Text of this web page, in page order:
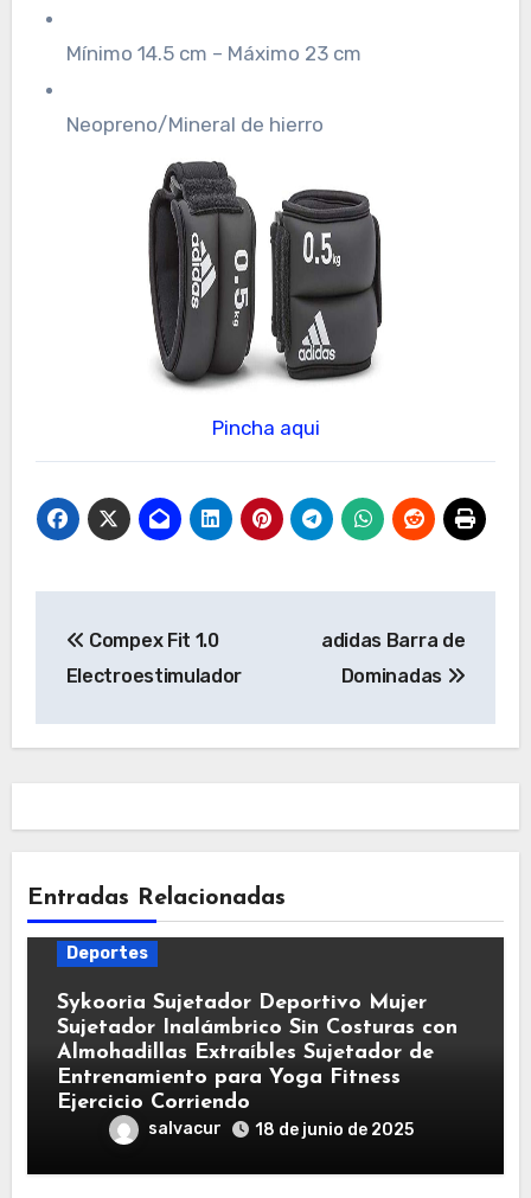
Mínimo 14.5 cm – Máximo 23 cm
Neopreno/Mineral de hierro
Pincha aqui
de
Compex Fit 1.0
Electroestimulador
adidas Barra de
Dominadas
Entradas Relacionadas
Deportes
Sykooria Sujetador Deportivo Mujer
Sujetador Inalámbrico Sin Costuras con
Almohadillas Extraíbles Sujetador de
Entrenamiento para Yoga Fitness
Ejercicio Corriendo
salvacur 18 de junio de 2025